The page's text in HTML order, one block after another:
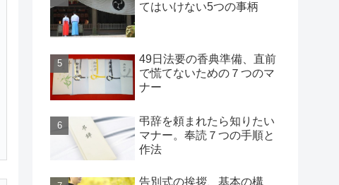
てはいけない5つの事柄
49日法要の香典準備、直前
で慌てないための７つのマ
ナー
弔辞を頼まれたら知りたい
マナー。奉読７つの手順と
作法
告別式の挨拶、基本の構